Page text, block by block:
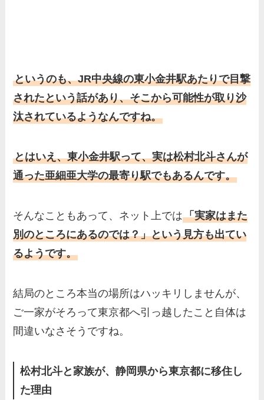
というのも、JR中央線の東小金井駅あたりで目撃
されたという話があり、そこから可能性が取り沙
汰されているようなんですね。
とはいえ、東小金井駅って、実は松村北斗さんが
通った亜細亜大学の最寄り駅でもあるんです。
そんなこともあって、ネット上では「実家はまた
別のところにあるのでは？」という見方も出てい
るようです。
結局のところ本当の場所はハッキリしませんが、
ご一家がそろって東京都へ引っ越したこと自体は
間違いなさそうですね。
松村北斗と家族が、静岡県から東京都に移住し
た理由